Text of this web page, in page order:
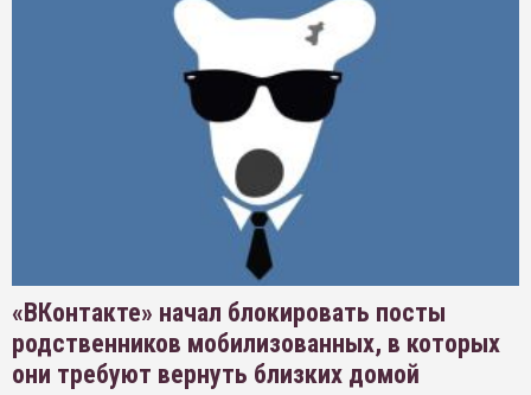
«ВКонтакте» начал блокировать посты
родственников мобилизованных, в которых
они требуют вернуть близких домой